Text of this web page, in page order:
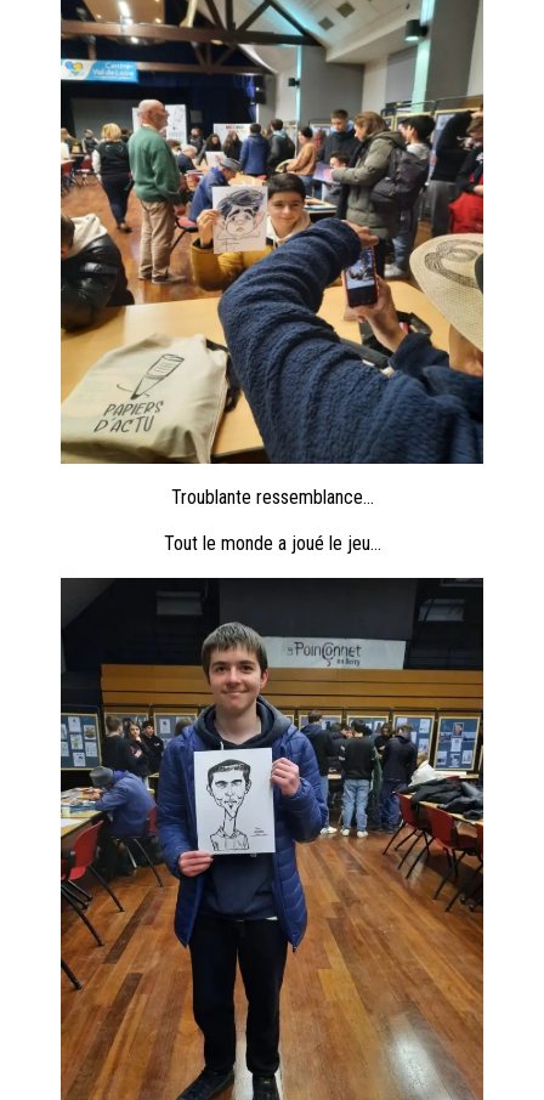
Troublante ressemblance…
Tout le monde a joué le jeu…